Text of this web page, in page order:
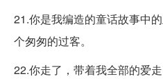
21.你是我编造的童话故事中
个匆匆的过客。
22.你走了，带着我全部的爱